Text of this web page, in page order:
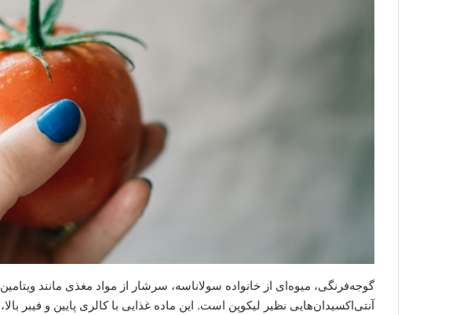
آنتی‌اکسیدان‌هایی نظیر لیکوپن است. این ماده غذایی با کالری پایین و فیبر